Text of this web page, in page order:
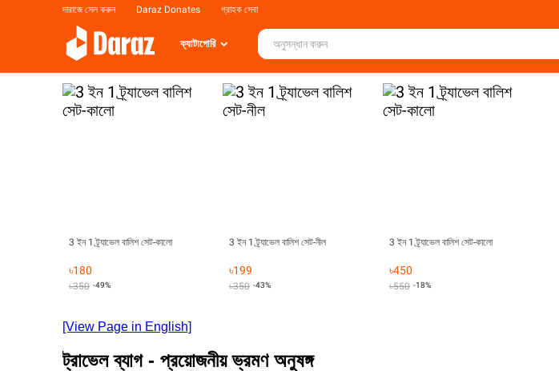
দারাজে সেল করুন Daraz Donates গ্রাহক সেবা
ক্যাটাগোরি
3 ইন 1 ট্র্যাভেল বালিশ সেট-কালো
৳180
৳350 -49%
3 ইন 1 ট্র্যাভেল বালিশ সেট-নীল
৳199
৳350 -43%
3 ইন 1 ট্র্যাভেল বালিশ সেট-কালো
৳450
৳550 -18%
[View Page in English]
ট্রাভেল ব্যাগ - প্রয়োজনীয় ভ্রমণ অনুষঙ্গ